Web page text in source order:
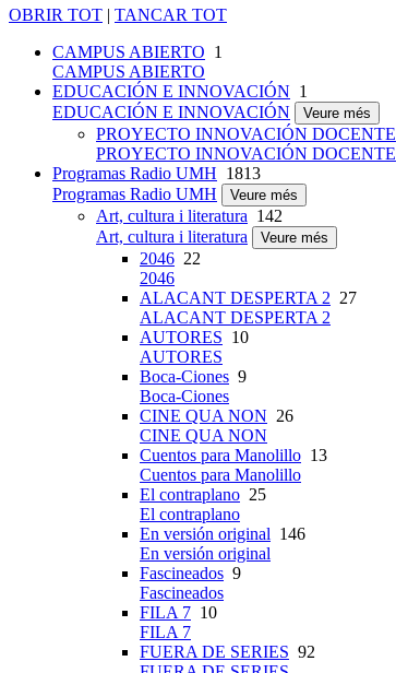
OBRIR TOT | TANCAR TOT
CAMPUS ABIERTO 1
CAMPUS ABIERTO
EDUCACIÓN E INNOVACIÓN 1
EDUCACIÓN E INNOVACIÓN
Veure més
PROYECTO INNOVACIÓN DOCENTE
PROYECTO INNOVACIÓN DOCENTE
Programas Radio UMH 1813
Programas Radio UMH
Veure més
Art, cultura i literatura 142
Art, cultura i literatura
Veure més
2046 22
2046
ALACANT DESPERTA 2 27
ALACANT DESPERTA 2
AUTORES 10
AUTORES
Boca-Ciones 9
Boca-Ciones
CINE QUA NON 26
CINE QUA NON
Cuentos para Manolillo 13
Cuentos para Manolillo
El contraplano 25
El contraplano
En versión original 146
En versión original
Fascineados 9
Fascineados
FILA 7 10
FILA 7
FUERA DE SERIES 92